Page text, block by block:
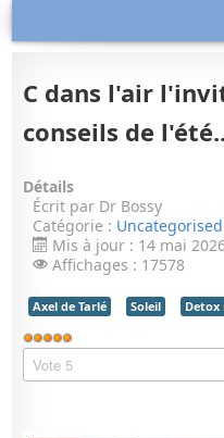
C dans l'air
conseils de
Détails
Écrit par Dr Bossy
Catégorie : Uncategorised
Mis à jour : 14 mai
Affichages : 17578
Axel de Tarlé Soleil Detox
Vote
utilisateur:
Veuillez
voter